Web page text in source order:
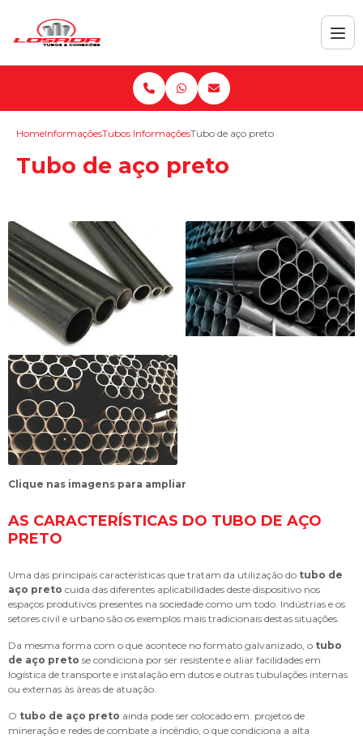
HomeInformaçõesTubos InformaçõesTubo de aço preto
Tubo de aço preto
Clique nas imagens para ampliar
AS CARACTERÍSTICAS DO TUBO DE AÇO
PRETO
Uma das principais características que tratam da utilização do tubo de
aço preto cuida das diferentes aplicabilidades deste dispositivo nos
espaços produtivos presentes na sociedade como um todo. Indústrias e os
setores civil e urbano são os exemplos mais tradicionais destas situações.
Da mesma forma com o que acontece no formato galvanizado, o tubo
de aço preto se condiciona por ser resistente e aliar facilidades em
logística de transporte e instalação em dutos e outras tubulações internas
ou externas às áreas de atuação.
O tubo de aço preto ainda pode ser colocado em projetos de
mineração e redes de combate a incêndio, o que condiciona a alta